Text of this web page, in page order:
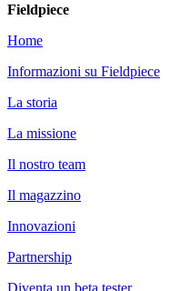
Fieldpiece
Home
Informazioni su Fieldpiece
La storia
La missione
Il nostro team
Il magazzino
Innovazioni
Partnership
Diventa un beta tester